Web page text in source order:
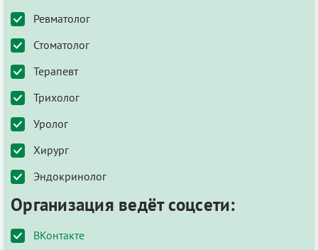
Ревматолог
Стоматолог
Терапевт
Трихолог
Уролог
Хирург
Эндокринолог
Организация ведёт соцсети:
ВКонтакте